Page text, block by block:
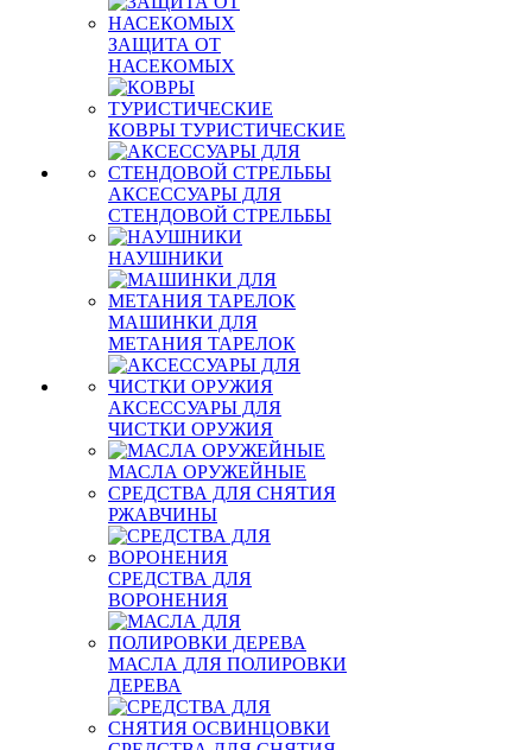
ЗАЩИТА ОТ
НАСЕКОМЫХ
КОВРЫ ТУРИСТИЧЕСКИЕ
АКСЕССУАРЫ ДЛЯ
СТЕНДОВОЙ СТРЕЛЬБЫ
НАУШНИКИ
МАШИНКИ ДЛЯ
МЕТАНИЯ ТАРЕЛОК
АКСЕССУАРЫ ДЛЯ
ЧИСТКИ ОРУЖИЯ
МАСЛА ОРУЖЕЙНЫЕ
СРЕДСТВА ДЛЯ СНЯТИЯ
РЖАВЧИНЫ
СРЕДСТВА ДЛЯ
ВОРОНЕНИЯ
МАСЛА ДЛЯ ПОЛИРОВКИ
ДЕРЕВА